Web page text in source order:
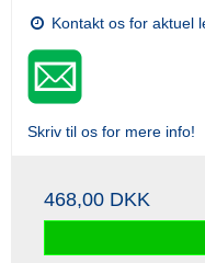
Kontakt os for aktuel
Skriv til os for mere info!
468,00 DKK